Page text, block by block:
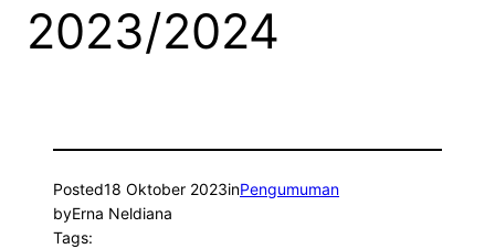
2023/2024
Posted18 Oktober 2023inPengumuman
byErna Neldiana
Tags: